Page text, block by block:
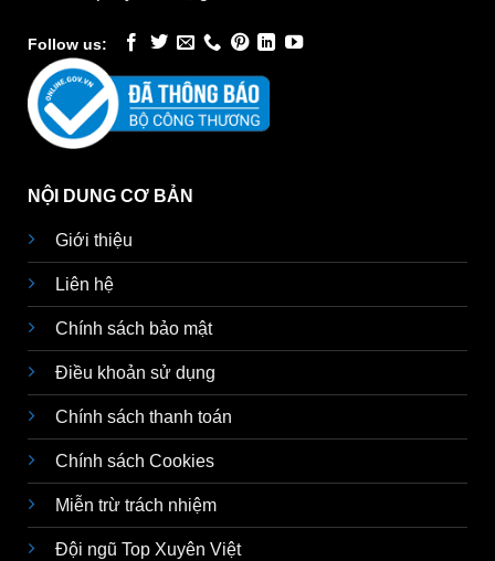
Follow us:
NỘI DUNG CƠ BẢN
Giới thiệu
Liên hệ
Chính sách bảo mật
Điều khoản sử dụng
Chính sách thanh toán
Chính sách Cookies
Miễn trừ trách nhiệm
Đội ngũ Top Xuyên Việt